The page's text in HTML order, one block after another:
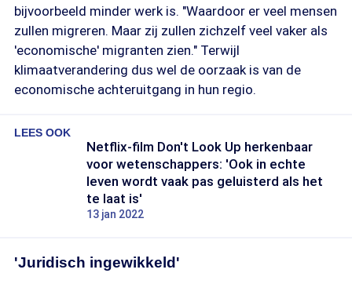
bijvoorbeeld minder werk is. "Waardoor er veel mensen
zullen migreren. Maar zij zullen zichzelf veel vaker als
'economische' migranten zien." Terwijl
klimaatverandering dus wel de oorzaak is van de
economische achteruitgang in hun regio.
LEES OOK
Netflix-film Don't Look Up herkenbaar
voor wetenschappers: 'Ook in echte
leven wordt vaak pas geluisterd als het
te laat is'
13 jan 2022
'Juridisch ingewikkeld'